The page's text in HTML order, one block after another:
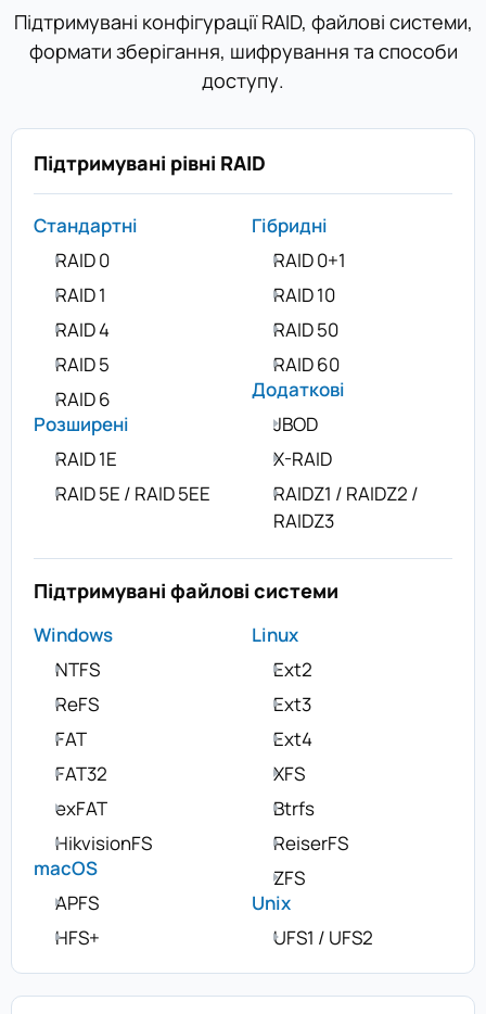
Підтримувані конфігурації RAID, файлові системи,
формати зберігання, шифрування та способи
доступу.
Підтримувані рівні RAID
Стандартні
RAID 0
RAID 1
RAID 4
RAID 5
RAID 6
Розширені
RAID 1E
RAID 5E / RAID 5EE
Гібридні
RAID 0+1
RAID 10
RAID 50
RAID 60
Додаткові
JBOD
X-RAID
RAIDZ1 / RAIDZ2 /
RAIDZ3
Підтримувані файлові системи
Windows
NTFS
ReFS
FAT
FAT32
exFAT
HikvisionFS
macOS
APFS
HFS+
Linux
Ext2
Ext3
Ext4
XFS
Btrfs
ReiserFS
ZFS
Unix
UFS1 / UFS2